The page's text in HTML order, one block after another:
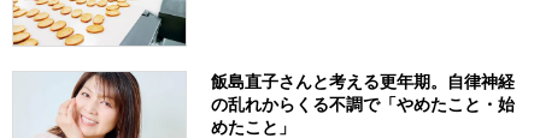
飯島直子さんと考える更年期。自律神経
の乱れからくる不調で「やめたこと・始
めたこと」